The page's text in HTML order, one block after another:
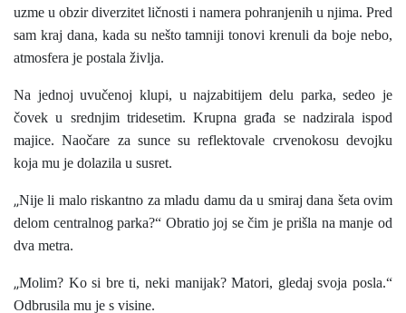
uzme u obzir diverzitet ličnosti i namera pohranjenih u njima. Pred
sam kraj dana, kada su nešto tamniji tonovi krenuli da boje nebo,
atmosfera je postala življa.
Na jednoj uvučenoj klupi, u najzabitijem delu parka, sedeo je
čovek u srednjim tridesetim. Krupna građa se nadzirala ispod
majice. Naočare za sunce su reflektovale crvenokosu devojku
koja mu je dolazila u susret.
„Nije li malo riskantno za mladu damu da u smiraj dana šeta ovim
delom centralnog parka?“ Obratio joj se čim je prišla na manje od
dva metra.
„Molim? Ko si bre ti, neki manijak? Matori, gledaj svoja posla.“
Odbrusila mu je s visine.